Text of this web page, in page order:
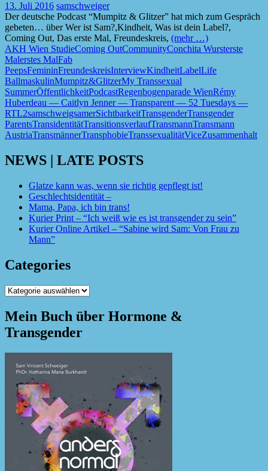
13. Juli 2016 samschweiger
Der deutsche Podcast “Mumpitz & Glitzer” hat mich zum Gespräch
gebeten… über Wer ist Sam?,Kindheit, Was ist dein Label?,
Coming Out, Das erste Mal, Freundeskreis, (mehr …)
AKH Wien StudieComing OutCommunityConchita Wursterste
Malerstes MalFab
PeepsFemininFreundeskreisInterviewKindheitLabelLife
BallmaskulinMumpitz&GlitzerMy Transsexual
SummerÖffentlichkeitPodcastRegenbogenparade WienRémy
Huberdeau — Caitlyn Jenner — Transparent — 52 Tuesdays —
RTL2samschweigsamerSichtbarkeitTransgenderTransgender
ParentsTransidentitätTransitionsverlaufTransmannTransmann
AustriaTransmännerTransphobieTranssexualitätViceZusammenhalt
NEWS | LATE POSTS
Glatze kann was, wenn sie richtig gepflegt ist!
Geschlechtsidentität –
Mama, Papa, ich bin trans!
Kurier Print – “Ich weiß wie es ist transgender zu sein”
Kurier Online Artikel – “Sabine wird Sam: Von Frau zu
Mann”
Categories
Categories
Mein Buch über Hormone &
Transgender